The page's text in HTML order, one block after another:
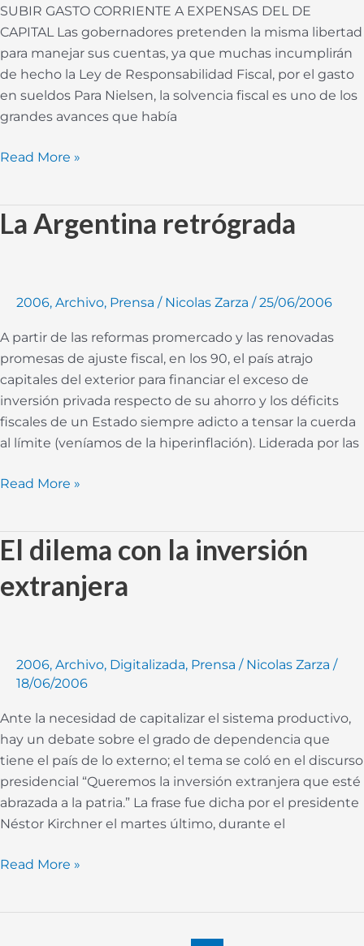
SUBIR GASTO CORRIENTE A EXPENSAS DEL DE
CAPITAL Las gobernadores pretenden la misma libertad
para manejar sus cuentas, ya que muchas incumplirán
de hecho la Ley de Responsabilidad Fiscal, por el gasto
en sueldos Para Nielsen, la solvencia fiscal es uno de los
grandes avances que había
pública
Read More »
La Argentina retrógrada
2006, Archivo, Prensa / Nicolas Zarza /25/06/2006
A partir de las reformas promercado y las renovadas
promesas de ajuste fiscal, en los 90, el país atrajo
capitales del exterior para financiar el exceso de
inversión privada respecto de su ahorro y los déficits
fiscales de un Estado siempre adicto a tensar la cuerda
al límite (veníamos de la hiperinflación). Liderada por las
La
Argentina
Read More »
El dilema con la inversión
extranjera
2006, Archivo, Digitalizada, Prensa / Nicolas Zarza /
18/06/2006
Ante la necesidad de capitalizar el sistema productivo,
hay un debate sobre el grado de dependencia que
tiene el país de lo externo; el tema se coló en el discurso
presidencial “Queremos la inversión extranjera que esté
abrazada a la patria.” La frase fue dicha por el presidente
Néstor Kirchner el martes último, durante el
El
dilema
con
Read More »